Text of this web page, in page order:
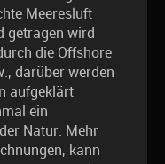
Meeresluft
getragen wird
die Offshore
darüber werden
aufgeklärt
ein
Natur. Mehr
kann